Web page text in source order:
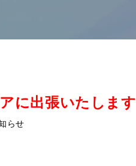
に出張いたします
らせ